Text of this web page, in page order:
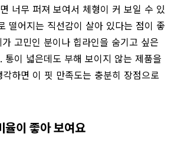
너무 퍼져 보여서 체형이 커 보일 수 있
떨어지는 직선감이 살아 있다는 점이 좋
고민인 분이나 힙라인을 숨기고 싶은
통이 넓은데도 부해 보이지 않는 제품을
하면 이 핏 만족도는 충분히 장점으로
율이 좋아 보여요